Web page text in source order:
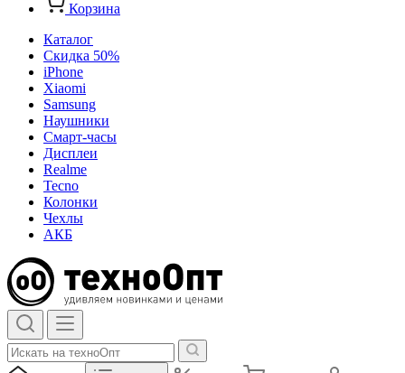
Корзина
Каталог
Скидка 50%
iPhone
Xiaomi
Samsung
Наушники
Смарт-часы
Дисплеи
Realme
Tecno
Колонки
Чехлы
АКБ